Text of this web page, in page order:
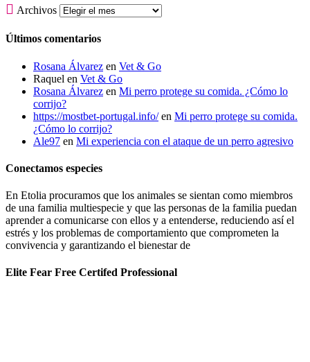
 Archivos
Últimos comentarios
Rosana Álvarez en Vet & Go
Raquel en Vet & Go
Rosana Álvarez en Mi perro protege su comida. ¿Cómo lo
corrijo?
https://mostbet-portugal.info/en Mi perro protege su comida.
¿Cómo lo corrijo?
Ale97 en Mi experiencia con el ataque de un perro agresivo
Conectamos especies
En Etolia procuramos que los animales se sientan como miembros
de una familia multiespecie y que las personas de la familia puedan
aprender a comunicarse con ellos y a entenderse, reduciendo así el
estrés y los problemas de comportamiento que comprometen la
convivencia y garantizando el bienestar de
Elite Fear Free Certifed Professional